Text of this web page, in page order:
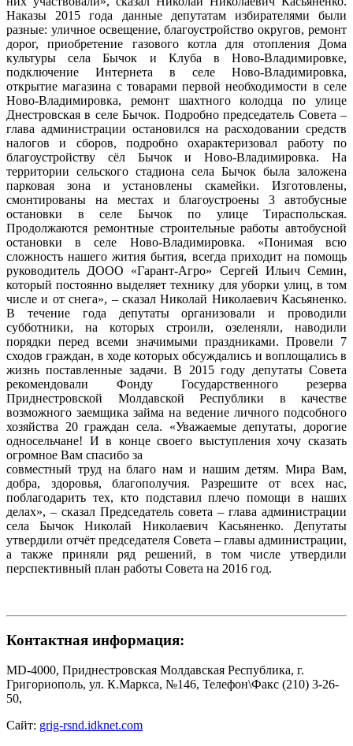
Наказы 2015 года данные депутатам избирателями были
разные: уличное освещение, благоустройство округов, ремонт
дорог, приобретение газового котла для отопления Дома
культуры села Бычок и Клуба в Ново-Владимировке,
подключение Интернета в селе Ново-Владимировка,
открытие магазина с товарами первой необходимости в селе
Ново-Владимировка, ремонт шахтного колодца по улице
Днестровская в селе Бычок. Подробно председатель Совета –
глава администрации остановился на расходовании средств
налогов и сборов, подробно охарактеризовал работу по
благоустройству сёл Бычок и Ново-Владимировка. На
территории сельского стадиона села Бычок была заложена
парковая зона и установлены скамейки. Изготовлены,
смонтированы на местах и благоустроены 3 автобусные
остановки в селе Бычок по улице Тираспольская.
Продолжаются ремонтные строительные работы автобусной
остановки в селе Ново-Владимировка. «Понимая всю
сложность нашего жития бытия, всегда приходит на помощь
руководитель ДООО «Гарант-Агро» Сергей Ильич Семин,
который постоянно выделяет технику для уборки улиц, в том
числе и от снега», – сказал Николай Николаевич Касьяненко.
В течение года депутаты организовали и проводили
субботники, на которых строили, озеленяли, наводили
порядки перед всеми значимыми праздниками. Провели 7
сходов граждан, в ходе которых обсуждались и воплощались в
жизнь поставленные задачи. В 2015 году депутаты Совета
рекомендовали Фонду Государственного резерва
Приднестровской Молдавской Республики в качестве
возможного заемщика займа на ведение личного подсобного
хозяйства 20 граждан села. «Уважаемые депутаты, дорогие
односельчане! И в конце своего выступления хочу сказать
огромное Вам спасибо за
совместный труд на благо нам и нашим детям. Мира Вам,
добра, здоровья, благополучия. Разрешите от всех нас,
поблагодарить тех, кто подставил плечо помощи в наших
делах», – сказал Председатель совета – глава администрации
села Бычок Николай Николаевич Касьяненко. Депутаты
утвердили отчёт председателя Совета – главы администрации,
а также приняли ряд решений, в том числе утвердили
перспективный план работы Совета на 2016 год.
Контактная информация:
MD-4000, Приднестровская Молдавская Республика, г.
Григориополь, ул. К.Маркса, №146, Телефон\Факс (210) 3-26-
50,
Сайт: grig-rsnd.idknet.com